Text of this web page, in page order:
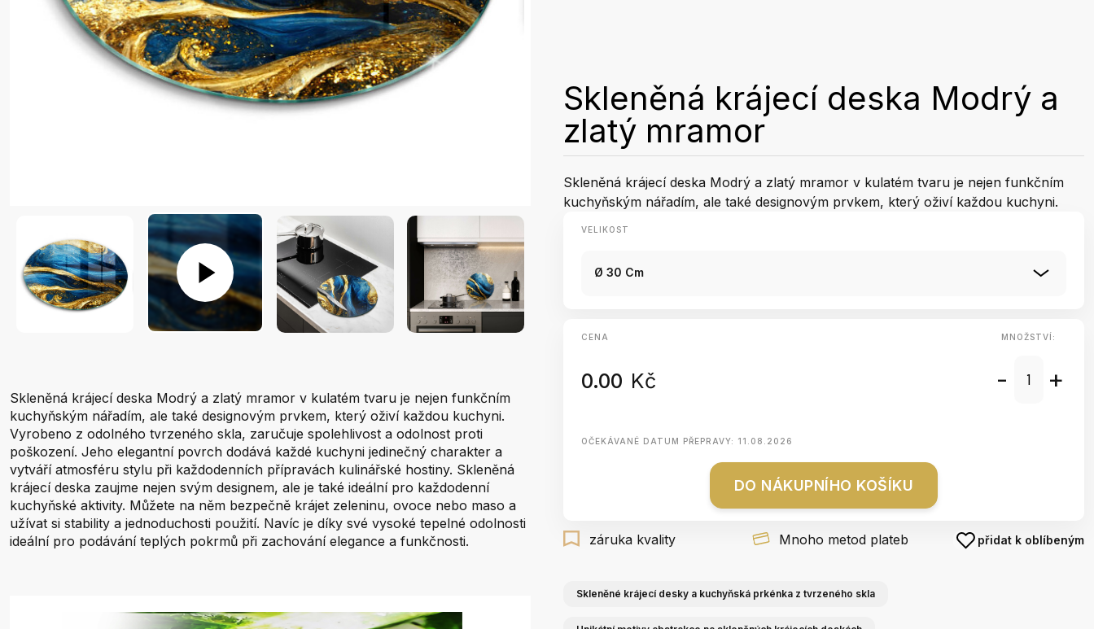
Skleněná krájecí deska Modrý a zlatý mramor v kulatém tvaru je nejen funkčním
kuchyňským nářadím, ale také designovým prvkem, který oživí každou kuchyni.
Vyrobeno z odolného tvrzeného skla, zaručuje spolehlivost a odolnost proti
poškození. Jeho elegantní povrch dodává každé kuchyni jedinečný charakter a
vytváří atmosféru stylu při každodenních přípravách kulinářské hostiny. Skleněná
krájecí deska zaujme nejen svým designem, ale je také ideální pro každodenní
kuchyňské aktivity. Můžete na něm bezpečně krájet zeleninu, ovoce nebo maso a
užívat si stability a jednoduchosti použití. Navíc je díky své vysoké tepelné odolnosti
ideální pro podávání teplých pokrmů při zachování elegance a funkčnosti.
Skleněná krájecí deska Modrý a
zlatý mramor
Skleněná krájecí deska Modrý a zlatý mramor v kulatém tvaru je nejen funkčním
kuchyňským nářadím, ale také designovým prvkem, který oživí každou kuchyni.
VELIKOST
Ø 30 Cm
CENA
0.00 Kč
MNOŽSTVÍ:
- +
OČEKÁVANÉ DATUM PŘEPRAVY: 11.08.2026
DO NÁKUPNÍHO KOŠÍKU
záruka kvality Mnoho metod plateb přidat k oblíbeným
Skleněné krájecí desky a kuchyňská prkénka z tvrzeného skla